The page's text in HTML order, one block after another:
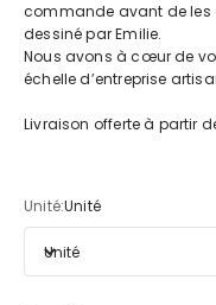
commande avant de les
dessiné par Emilie.
Nous avons à cœur de
échelle d’entreprise
Livraison offerte à partir
Unité:Unité
Unité